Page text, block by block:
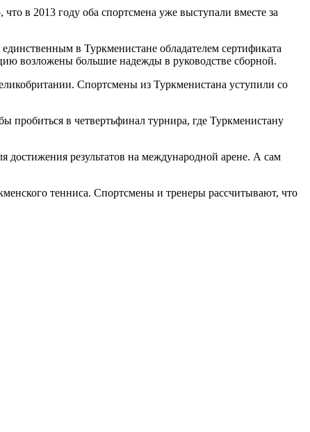
в 2013 году оба спортсмена уже выступали вместе за
в Туркменистане обладателем сертификата
возложены большие надежды в руководстве сборной.
Спортсмены из Туркменистана уступили со
пробиться в четвертьфинал турнира, где Туркменистану
результатов на международной арене. А сам
тенниса. Спортсмены и тренеры рассчитывают, что